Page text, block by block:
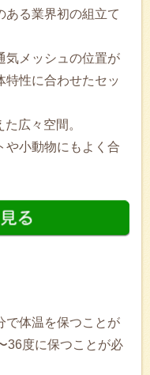
ある業界初の組立て
気メッシュの位置が
特性に合わせたセッ
広々空間。
や小動物にもよく合
で体温を保つことが
36度に保つことが必